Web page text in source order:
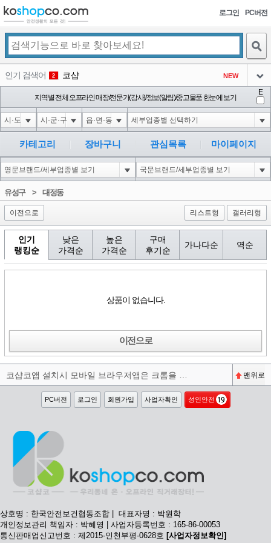
로그인 PC버전
인기 검색어 2 코샵 NEW
3 익스
아이콘
4 미끄럼방지
아이콘
5 대성설렁탕
아이콘
-16
6 1-1; waitfor delay '0:0:15' --
아이콘
-3
1
지역별 전체 오프라인 매장/전문가(강사)/정보(알림)/중고물품 한눈에 보기
E
카테고리 장바구니 관심목록 마이페이지
유성구> 대정동
이전으로 리스트형 갤러리형
인기
랭킹순
낮은
가격순
높은
가격순
구매
후기순
가나다순 역순
상품이 없습니다.
이전으로
맨위로
PC버전 로그인 회원가입 사업자확인 성인안전
상호명 : 한국안전보건협동조합 | 대표자명 : 박원학
개인정보관리 책임자 : 박혜영 | 사업자등록번호 : 165-86-00053
통신판매업신고번호 : 제2015-인천부평-0628호 [사업자정보확인]